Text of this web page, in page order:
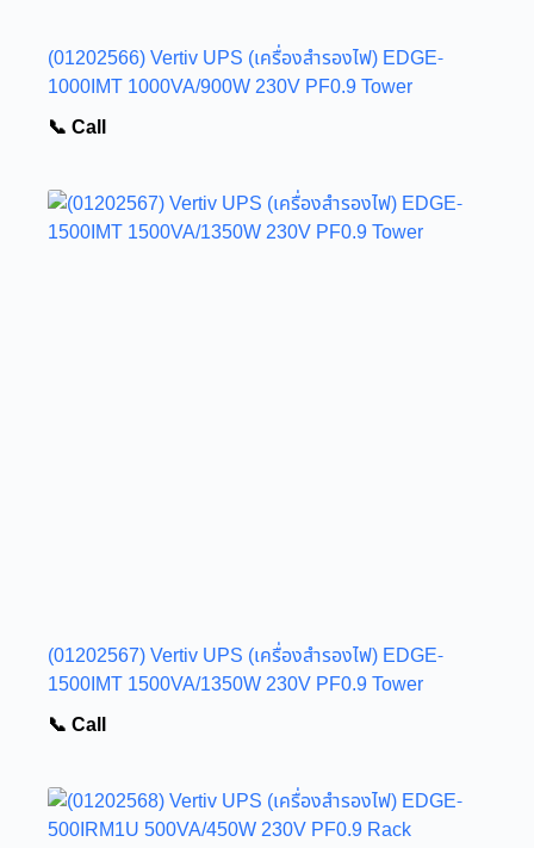
(01202566) Vertiv UPS (เครื่องสำรองไฟ) EDGE-
1000IMT 1000VA/900W 230V PF0.9 Tower
📞 Call
(01202567) Vertiv UPS (เครื่องสำรองไฟ) EDGE-
1500IMT 1500VA/1350W 230V PF0.9 Tower
📞 Call